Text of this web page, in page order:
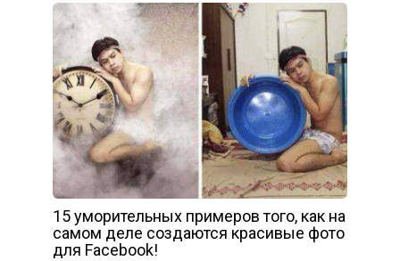
15 уморительных примеров того, как на
самом деле создаются красивые фото
для Facebook!